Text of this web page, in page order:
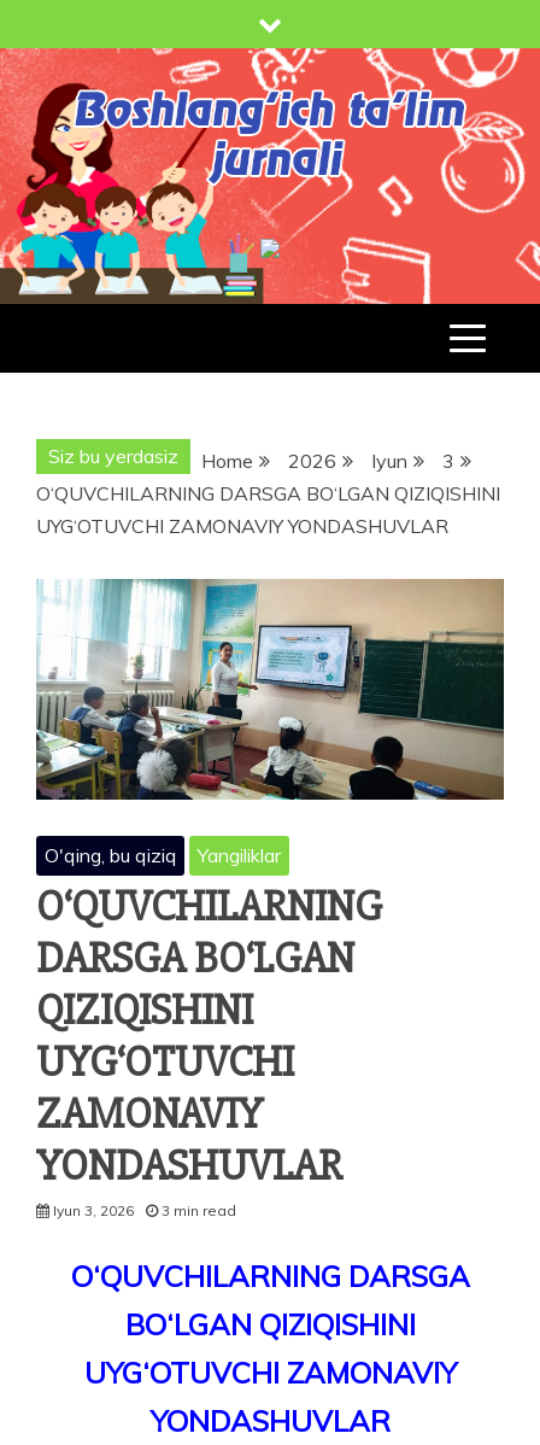
to
content
BT-
JURNAL.UZ
BOSHLANG'ICH TA'LIM JURNALI
Siz bu yerdasiz Home 2026 Iyun
3
O‘QUVCHILARNING DARSGA BO‘LGAN QIZIQISHINI
UYG‘OTUVCHI ZAMONAVIY YONDASHUVLAR
O'qing, bu qiziq Yangiliklar
O‘QUVCHILARNING
DARSGA BO‘LGAN
QIZIQISHINI
UYG‘OTUVCHI
ZAMONAVIY
YONDASHUVLAR
Iyun 3, 2026 3 min read
O‘QUVCHILARNING DARSGA
BO‘LGAN QIZIQISHINI
UYG‘OTUVCHI ZAMONAVIY
YONDASHUVLAR